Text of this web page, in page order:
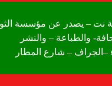
نت – يصدر عن مؤسسة
والطباعة – والنشر
–الجراف – شارع المطار